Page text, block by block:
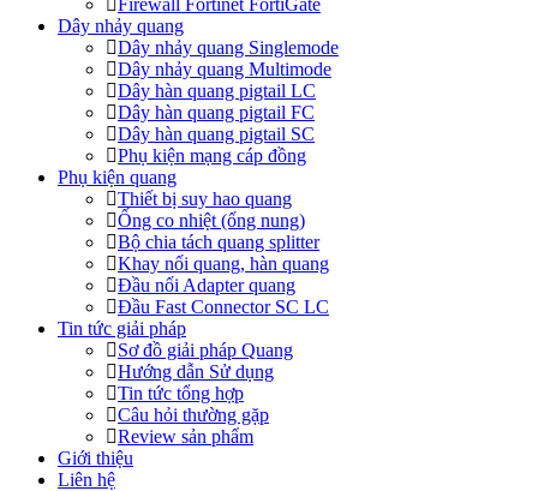
Firewall Fortinet FortiGate
Dây nhảy quang
Dây nhảy quang Singlemode
Dây nhảy quang Multimode
Dây hàn quang pigtail LC
Dây hàn quang pigtail FC
Dây hàn quang pigtail SC
Phụ kiện mạng cáp đồng
Phụ kiện quang
Thiết bị suy hao quang
Ống co nhiệt (ống nung)
Bộ chia tách quang splitter
Khay nối quang, hàn quang
Đầu nối Adapter quang
Đầu Fast Connector SC LC
Tin tức giải pháp
Sơ đồ giải pháp Quang
Hướng dẫn Sử dụng
Tin tức tổng hợp
Câu hỏi thường gặp
Review sản phẩm
Giới thiệu
Liên hệ